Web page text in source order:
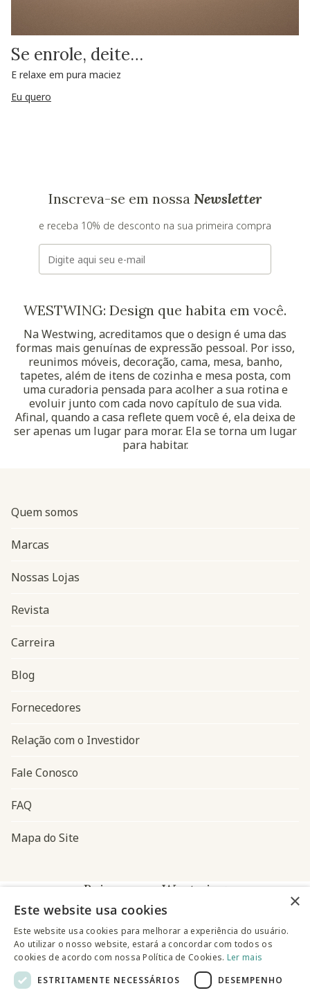
Se enrole, deite…
E relaxe em pura maciez
Eu quero
Inscreva-se em nossa Newsletter
e receba 10% de desconto na sua primeira compra
E-mail
WESTWING: Design que habita em você.
Na Westwing, acreditamos que o design é uma das
formas mais genuínas de expressão pessoal. Por isso,
reunimos móveis, decoração, cama, mesa, banho,
tapetes, além de itens de cozinha e mesa posta, com
uma curadoria pensada para acolher a sua rotina e
evoluir junto com cada novo capítulo de sua vida.
Afinal, quando a casa reflete quem você é, ela deixa de
ser apenas um lugar para morar. Ela se torna um lugar
para habitar.
Navegação do rodapé
Quem somos
Marcas
Nossas Lojas
Revista
Carreira
Blog
Fornecedores
Relação com o Investidor
Fale Conosco
FAQ
Mapa do Site
Baixe o app Westwing
×
Este website usa cookies
Este website usa cookies para melhorar a experiência do usuário.
Ao utilizar o nosso website, estará a concordar com todos os
cookies de acordo com nossa Política de Cookies. Ler mais
ESTRITAMENTE NECESSÁRIOS
DESEMPENHO